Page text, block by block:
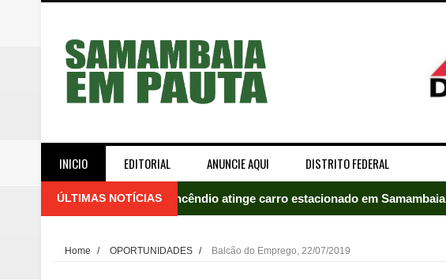
INICIO EDITORIAL ANUNCIE AQUI DISTRITO FEDERAL
ÚLTIMAS NOTÍCIAS Incêndio atinge carro estacionado em Samambaia
Home / OPORTUNIDADES / Balcão do Emprego, 22/07/2019